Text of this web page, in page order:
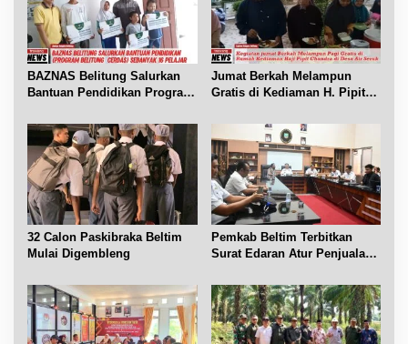
p
o
s
BAZNAS Belitung Salurkan
Bantuan Pendidikan Program
Jumat Berkah Melampun
Gratis di Kediaman H. Pipit
32 Calon Paskibraka Beltim
Mulai Digembleng
Pemkab Beltim Terbitkan
Surat Edaran Atur Penjualan